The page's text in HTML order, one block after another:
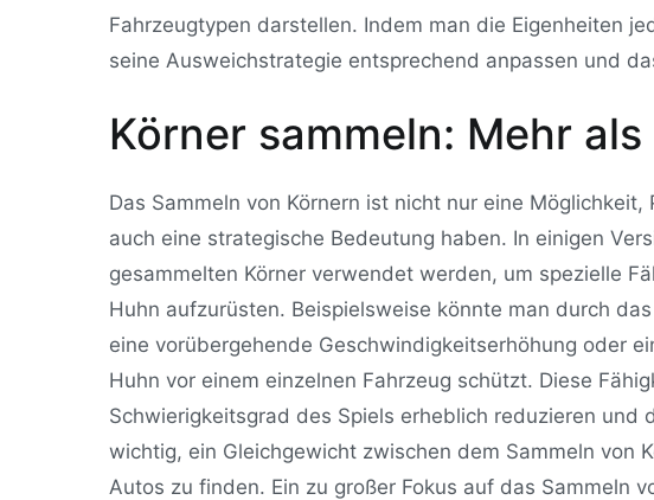
Fahrzeugtypen darstellen. Indem man die Eigenheiten
seine Ausweichstrategie entsprechend anpassen und
Körner sammeln: Mehr
Das Sammeln von Körnern ist nicht nur eine
auch eine strategische Bedeutung haben. In einigen
gesammelten Körner verwendet werden, um spezielle
Huhn aufzurüsten. Beispielsweise könnte man durch
eine vorübergehende Geschwindigkeitserhöhung oder
Huhn vor einem einzelnen Fahrzeug schützt. Diese
Schwierigkeitsgrad des Spiels erheblich reduzieren und
wichtig, ein Gleichgewicht zwischen dem Sammeln von
Autos zu finden. Ein zu großer Fokus auf das Sammeln